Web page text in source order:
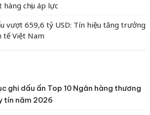
hàng chịu áp lực
vượt 659,6 tỷ USD: Tín hiệu tăng trưởng
tế Việt Nam
ghi dấu ấn Top 10 Ngân hàng thương
tín năm 2026